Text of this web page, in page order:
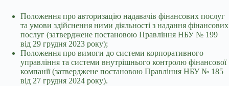
Положення про авторизацію надавачів фінансових послуг
та умови здійснення ними діяльності з надання фінансових
послуг (затверджене постановою Правління НБУ № 199
від 29 грудня 2023 року);
Положення про вимоги до системи корпоративного
управління та системи внутрішнього контролю фінансової
компанії (затверджене постановою Правління НБУ № 185
від 27 грудня 2024 року).